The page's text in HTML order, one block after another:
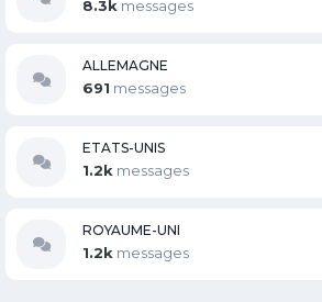
8.3k messages
ALLEMAGNE
691 messages
ETATS-UNIS
1.2k messages
ROYAUME-UNI
1.2k messages